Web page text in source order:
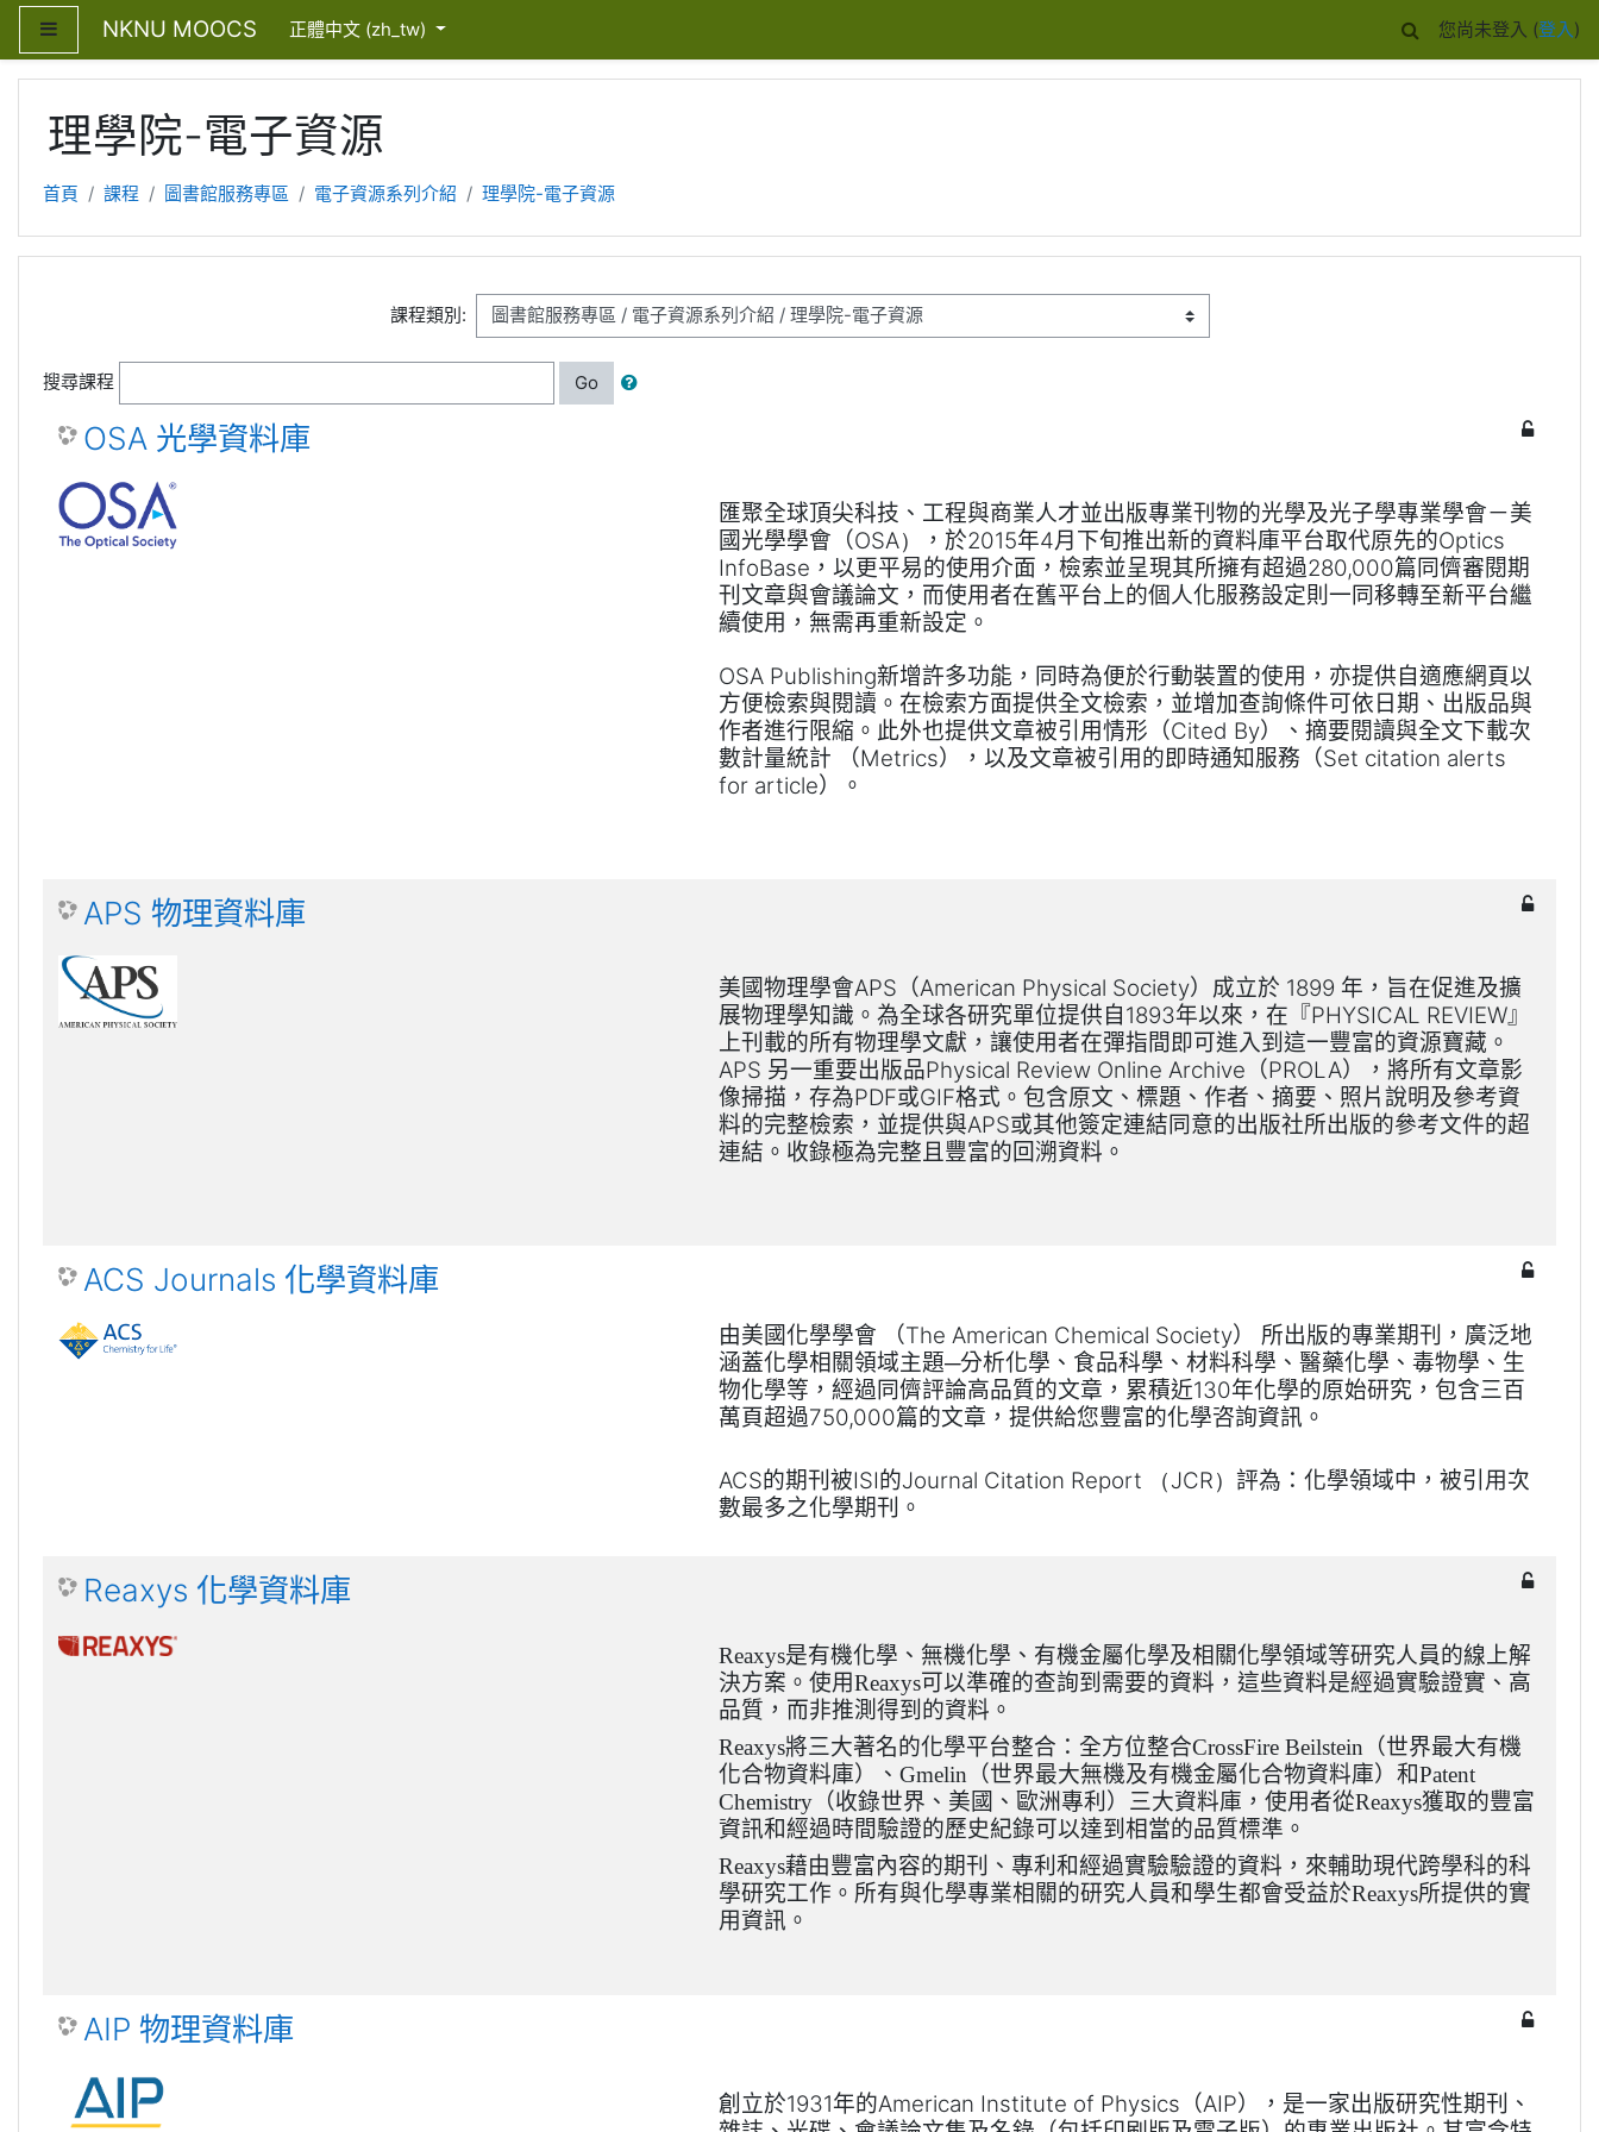
跳至主內容
NKNU MOOCS 正體中文 ‎(zh_tw)‎ 您尚未登入 (登入)
理學院-電子資源
首頁 課程 圖書館服務專區 電子資源系列介紹 理學院-電子資源
課程類別:
搜尋課程 Go
OSA 光學資料庫
匯聚全球頂尖科技、工程與商業人才並出版專業刊物的光學及光子學專業學會－美
國光學學會（OSA） ，於2015年4月下旬推出新的資料庫平台取代原先的Optics
InfoBase ，以更平易的使用介面，檢索並呈現其所擁有超過280,000篇同儕審閱期
刊文章與會議論文，而使用者在舊平台上的個人化服務設定則一同移轉至新平台繼
續使用，無需再重新設定。
OSA Publishing新增許多功能，同時為便於行動裝置的使用，亦提供自適應網頁以
方便檢索與閱讀。在檢索方面提供全文檢索，並增加查詢條件可依日期、出版品與
作者進行限縮。此外也提供文章被引用情形（Cited By）、摘要閱讀與全文下載次
數計量統計
（Metrics），以及文章被引用的即時通知服務（Set citation alerts
for article）。
APS 物理資料庫
美國物理學會APS （American Physical Society）成立於 1899 年，旨在促進及擴
展物理學知識。為全球各研究單位提供自1893年以來，在『PHYSICAL REVIEW』
上刊載的所有物理學文獻，讓使用者在彈指間即可進入到這一豐富的資源寶藏。
APS 另一重要出版品Physical Review Online Archive （PROLA），將所有文章影
像掃描，存為PDF或GIF格式。包含原文、標題、作者、摘要、 照片說明及參考資
料的完整檢索，並提供與APS或其他簽定連結同意的出版社所出版的參考文件的超
連結。收錄極為完整且豐富的回溯資料。
ACS Journals 化學資料庫
由美國化學學會 （The American Chemical Society）
所出版的專業期刊，廣泛地
涵蓋化學相關領域主題─分析化學、食品科學、材料科學、醫藥化學、毒物學、生
物化學等，經過同儕評論高品質的文章，累積近130年化學的原始研究，包含三百
萬頁超過750,000篇的文章，提供給您豐富的化學咨詢資訊。
ACS的期刊被ISI的Journal Citation Report （JCR）評為：化學領域中，被引用次
數最多之化學期刊。
Reaxys 化學資料庫
Reaxys是有機化學、無機化學、有機金屬化學及相關化學領域等研究人員的線上解
決方案。使用Reaxys可以準確的查詢到需要的資料，這些資料是經過實驗證實、高
品質，而非推測得到的資料。
Reaxys將三大著名的化學平台整合：全方位整合CrossFire Beilstein
（世界最大有機
化合物資料庫）、Gmelin （世界最大無機及有機金屬化合物資料庫）和Patent
Chemistry
（收錄世界、美國、歐洲專利）三大資料庫，使用者從Reaxys獲取的豐富
資訊和經過時間驗證的歷史紀錄可以達到相當的品質標準。
Reaxys藉由豐富內容的期刊、專利和經過實驗驗證的資料，來輔助現代跨學科的科
學研究工作。所有與化學專業相關的研究人員和學生都會受益於Reaxys所提供的實
用資訊。
AIP 物理資料庫
創立於1931年的American Institute of Physics （AIP），是一家出版研究性期刊、